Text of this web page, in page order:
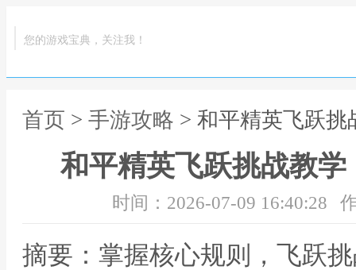
您的游戏宝典，关注我！
首页 > 手游攻略 > 和平精英飞跃
和平精英飞跃挑战教
时间：2026-07-09 16:40:28
摘要：掌握核心规则，飞跃